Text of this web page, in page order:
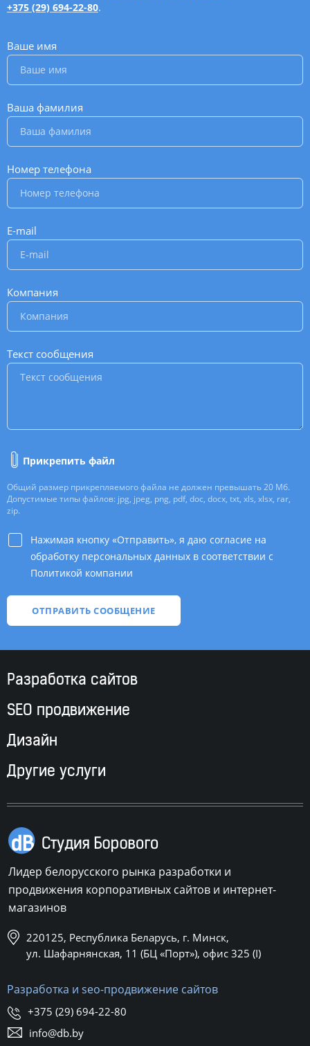
+375 (29) 694-22-80.
Ваше имя
Ваша фамилия
Номер телефона
E-mail
Компания
Текст сообщения
Прикрепить файл
Общий размер прикрепляемого файла не должен превышать 20 Мб.
Допустимые типы файлов: jpg, jpeg, png, pdf, doc, docx, txt, xls, xlsx, rar,
zip.
Нажимая кнопку «Отправить», я даю согласие на
обработку персональных данных в соответствии с
Политикой компании
Разработка сайтов
SEO продвижение
Дизайн
Другие услуги
Лидер белорусского рынка разработки и
продвижения корпоративных сайтов и интернет-
магазинов
220125, Республика Беларусь, г. Минск,
ул. Шафарнянская, 11 (БЦ «Порт»), офис 325 (I)
Разработка и seo-продвижение сайтов
+375 (29) 694-22-80
info@db.by